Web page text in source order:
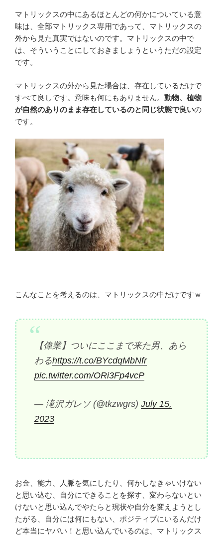
マトリックスの中にあるほとんどの何かについている意
味は、全部マトリックス専用であって、マトリックスの
外から見た真実ではないのです。マトリックスの中で
は、そういうことにしておきましょうというただの設定
です。
マトリックスの外から見た場合は、存在しているだけで
すべて良しです。意味も何にもありません。 動物、植物
が自然のありのまま存在しているのと同じ状態で良いの
です。
こんなことを考えるのは、マトリックスの中だけですｗ
【偉業】ついにここまで来た男、あら
わるhttps://t.co/BYcdqMbNfr
pic.twitter.com/ORi3Fp4vcP
— 滝沢ガレソ (@tkzwgrs) July 15,
2023
お金、能力、人脈を気にしたり、何かしなきゃいけない
と思い込む、自分にできることを探す、変わらないとい
けないと思い込んでやたらと現状や自分を変えようとし
たがる、自分には何にもない、ポジティブにいるんだけ
ど本当にヤバい！と思い込んでいるのは、マトリックス